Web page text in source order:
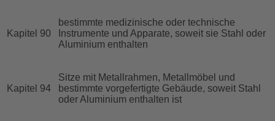
Kapitel 90
bestimmte medizinische oder technische
Instrumente und Apparate, soweit sie Stahl oder
Aluminium enthalten
Kapitel 94
Sitze mit Metallrahmen, Metallmöbel und
bestimmte vorgefertigte Gebäude, soweit Stahl
oder Aluminium enthalten ist